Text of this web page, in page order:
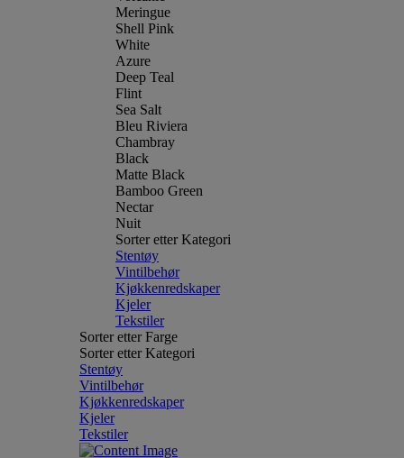
Meringue
Shell Pink
White
Azure
Deep Teal
Flint
Sea Salt
Bleu Riviera
Chambray
Black
Matte Black
Bamboo Green
Nectar
Nuit
Sorter etter Kategori
Stentøy
Vintilbehør
Kjøkkenredskaper
Kjeler
Tekstiler
Sorter etter Farge
Sorter etter Kategori
Stentøy
Vintilbehør
Kjøkkenredskaper
Kjeler
Tekstiler